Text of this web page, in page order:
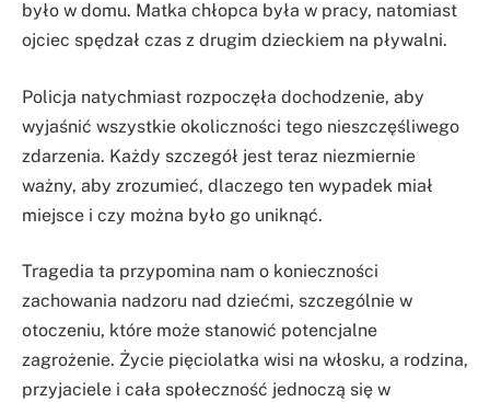
było w domu. Matka chłopca była w pracy, natomiast
ojciec spędzał czas z drugim dzieckiem na pływalni.
Policja natychmiast rozpoczęła dochodzenie, aby
wyjaśnić wszystkie okoliczności tego nieszczęśliwego
zdarzenia. Każdy szczegół jest teraz niezmiernie
ważny, aby zrozumieć, dlaczego ten wypadek miał
miejsce i czy można było go uniknąć.
Tragedia ta przypomina nam o konieczności
zachowania nadzoru nad dziećmi, szczególnie w
otoczeniu, które może stanowić potencjalne
zagrożenie. Życie pięciolatka wisi na włosku, a rodzina,
przyjaciele i cała społeczność jednoczą się w